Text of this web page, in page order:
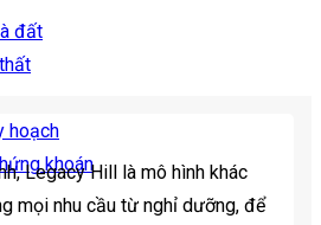
đất
hoạch
khoán
Legacy Hill là mô hình khác
mọi nhu cầu từ nghỉ dưỡng, để